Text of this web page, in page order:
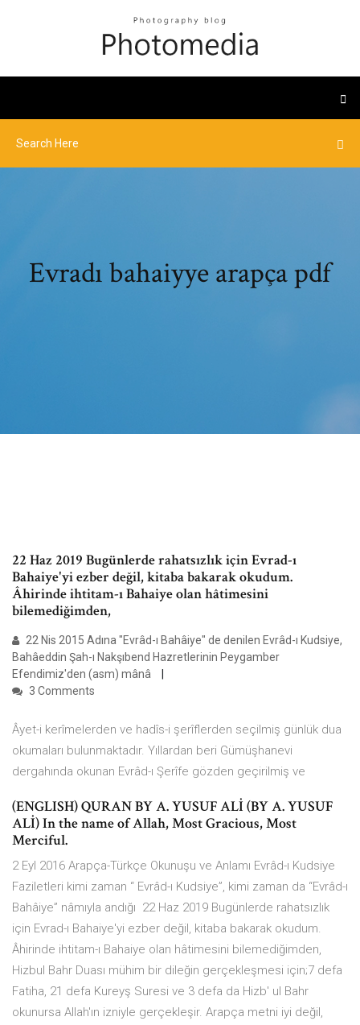
Evradı bahaiyye arapça pdf
22 Haz 2019 Bugünlerde rahatsızlık için Evrad-ı
Bahaiye'yi ezber değil, kitaba bakarak okudum.
Âhirinde ihtitam-ı Bahaiye olan hâtimesini
bilemediğimden,
22 Nis 2015 Adına "Evrâd-ı Bahâiye" de denilen Evrâd-ı Kudsiye,
Bahâeddin Şah-ı Nakşıbend Hazretlerinin Peygamber
Efendimiz'den (asm) mânâ
3 Comments
Âyet-i kerîmelerden ve hadîs-i şerîflerden seçilmiş günlük dua
okumaları bulunmaktadır. Yıllardan beri Gümüşhanevi
dergahında okunan Evrâd-ı Şerîfe gözden geçirilmiş ve
(ENGLISH) QURAN BY A. YUSUF ALİ (BY A. YUSUF
ALİ) In the name of Allah, Most Gracious, Most
Merciful.
2 Eyl 2016 Arapça-Türkçe Okunuşu ve Anlamı Evrâd-ı Kudsiye
Faziletleri kimi zaman “ Evrâd-ı Kudsiye”, kimi zaman da “Evrâd-ı
Bahâiye” nâmıyla andığı 22 Haz 2019 Bugünlerde rahatsızlık
için Evrad-ı Bahaiye'yi ezber değil, kitaba bakarak okudum.
Âhirinde ihtitam-ı Bahaiye olan hâtimesini bilemediğimden,
Hizbul Bahr Duası mühim bir dileğin gerçekleşmesi için;7 defa
Fatiha, 21 defa Kureyş Suresi ve 3 defa da Hizb' ul Bahr
okunursa Allah'ın izniyle gerçekleşir. Arapça metni iyi değil,